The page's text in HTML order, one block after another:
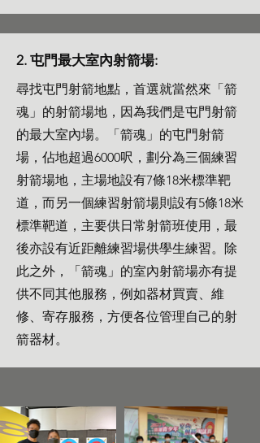
2. 屯門最大室內射箭場:
尋找屯門射箭地點，首選就當然來「箭
魂」的射箭場地，因為我們是屯門射箭
的最大室內場。「箭魂」的屯門射箭
場，佔地超過6000呎，劃分為三個練習
射箭場地，主場地設有7條18米標準靶
道，而另一個練習射箭場則設有5條18米
標準靶道，主要供日常射箭班使用，最
後亦設有近距離練習場供學生練習。除
此之外，「箭魂」的室內射箭場亦有提
供不同其他服務，例如器材買賣、維
修、寄存服務，方便各位管理自己的射
箭器材。